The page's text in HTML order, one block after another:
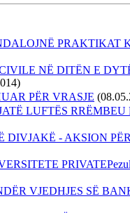
PRAKTIKAT
NË DITËN E
PËR VRASJE
LUFTËS RRËMBEU
DIVJAKË - AKSION
VJEDHJES SË